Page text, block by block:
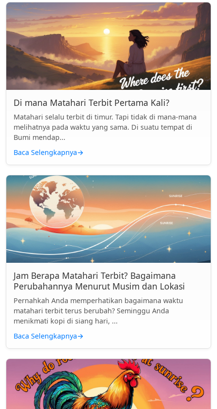
Di mana Matahari Terbit Pertama Kali?
Matahari selalu terbit di timur. Tapi tidak di mana-mana
melihatnya pada waktu yang sama. Di suatu tempat di
Bumi mendap...
Baca Selengkapnya→
Jam Berapa Matahari Terbit? Bagaimana
Perubahannya Menurut Musim dan Lokasi
Pernahkah Anda memperhatikan bagaimana waktu
matahari terbit terus berubah? Seminggu Anda
menikmati kopi di siang hari, ...
Baca Selengkapnya→